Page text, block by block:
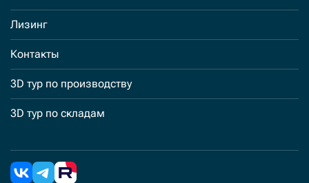
Лизинг
Контакты
3D тур по производству
3D тур по складам